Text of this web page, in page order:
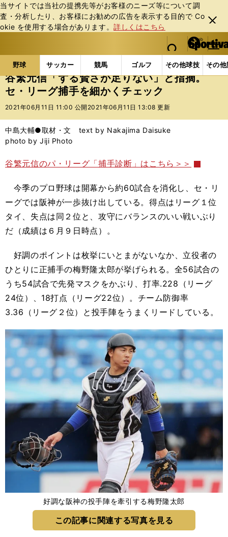
当サイトでは当社の提携先等がお客様のニーズ等について調
査・分析したり、お客様にお勧めの広告を表⽰する⽬的で Co
okie を使⽤する場合があります。詳しくはこちら
閉じ
る
web Sportiva (webスポルティーバ)
検索
マイペ
ー
ジ
メニュ
野球 サッカー 競馬 ゴルフ その他球技 その
b
ス
ポ
ル
バ
野球の記事一覧 プロ野球 谷繁元信「ずる賢さが足
谷繁元信「ずる賢さが足りない」と指摘。
セ・リーグ捕手を細かくチェック
2021年06月11日 11:00 公開 2021年06月11日 13:08 更新
中島大輔●取材・文 text by Nakajima Daisuke
photo by Jiji Photo
谷繁元信のパ・リーグ「捕手診断」はこちら＞＞
今季のプロ野球は開幕から約60試合を消化し、セ・リ
ーグでは阪神が一歩抜け出している。得点はリーグ１位
タイ、失点は同２位と、攻守にバランスのいい戦いぶり
だ（成績は６月９日時点）。
好調のポイントは枚挙にいとまがないなか、立役者の
ひとりに正捕手の梅野隆太郎が挙げられる。全56試合の
うち54試合で先発マスクをかぶり、打率.228（リーグ
24位）、18打点（リーグ22位）。チーム防御率
3.36（リーグ２位）と投手陣をうまくリードしている。
好調な阪神の投手陣を牽引する梅野隆太郎
この記事に関連する写真を見る